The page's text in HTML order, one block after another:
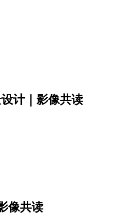
计｜影像共读
像共读